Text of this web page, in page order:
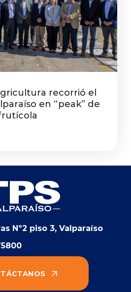
recorrió el
en “peak” de
Nº2 piso 3, Valparaíso